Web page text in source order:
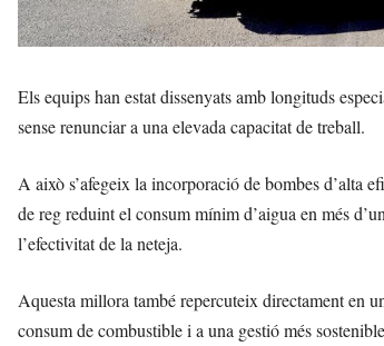
Els equips han estat dissenyats amb longituds
sense renunciar a una elevada capacitat de treball.
A això s’afegeix la incorporació de bombes d’alta
de reg reduint el consum mínim d’aigua en més
l’efectivitat de la neteja.
Aquesta millora també repercuteix directament en
consum de combustible i a una gestió més